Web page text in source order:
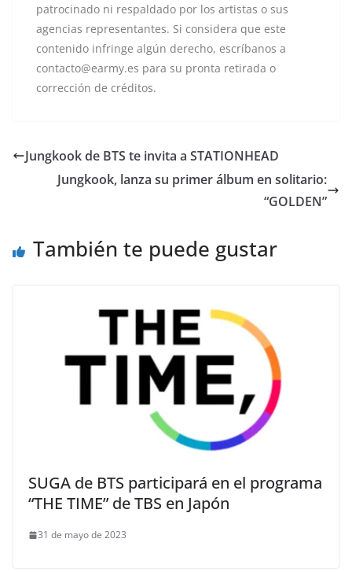
patrocinado ni respaldado por los artistas o sus
agencias representantes. Si considera que este
contenido infringe algún derecho, escríbanos a
contacto@earmy.es para su pronta retirada o
corrección de créditos.
Jungkook de BTS te invita a STATIONHEAD
Jungkook, lanza su primer álbum en solitario:
“GOLDEN”
También te puede gustar
SUGA de BTS participará en el programa
“THE TIME” de TBS en Japón
31 de mayo de 2023